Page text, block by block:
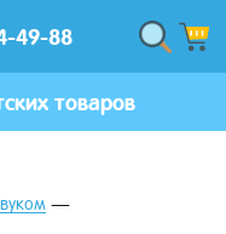
49-88
товаров